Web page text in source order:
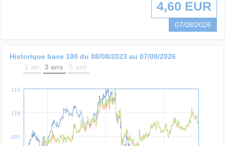
4,60 EUR
07/08/2026
Historique base 100 du 08/08/2023 au 07/08/2026
1 an
3 ans 5 ans
105
110
115